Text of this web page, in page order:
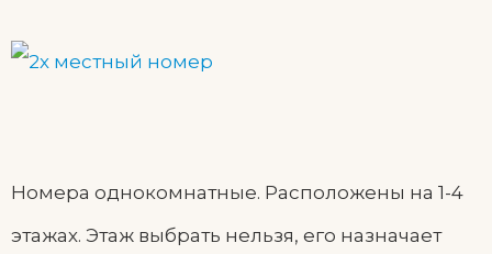
Номера однокомнатные. Расположены на 1-4
этажах. Этаж выбрать нельзя, его назначает